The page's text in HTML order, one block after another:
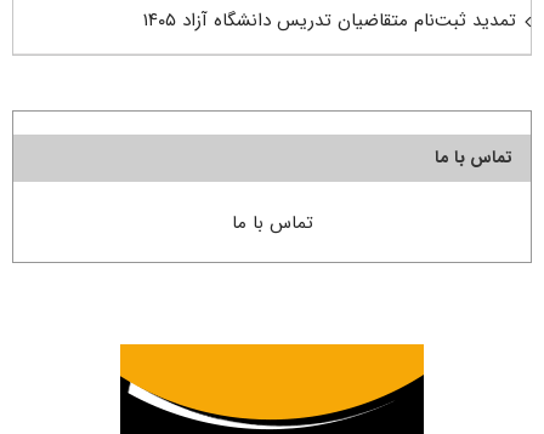
تمدید ثبت‌نام متقاضیان تدریس دانشگاه آزاد ۱۴۰۵
تماس با ما
تماس با ما